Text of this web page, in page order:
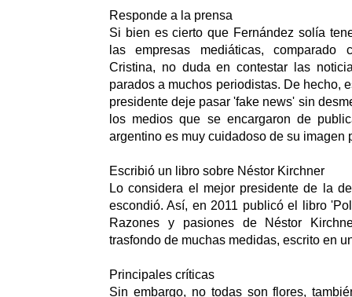
Responde a la prensa
Si bien es cierto que Fernández solía
las empresas mediáticas, comparado
Cristina, no duda en contestar las
parados a muchos periodistas. De hecho,
presidente deje pasar 'fake news' sin
los medios que se encargaron de
argentino es muy cuidadoso de su imagen
Escribió un libro sobre Néstor Kirchner
Lo considera el mejor presidente de la
escondió. Así, en 2011 publicó el libro
Razones y pasiones de Néstor
trasfondo de muchas medidas, escrito en
Principales críticas
Sin embargo, no todas son flores,